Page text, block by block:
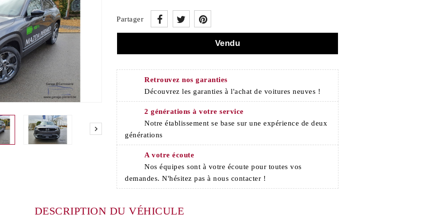

Partager
Vendu
Retrouvez nos garanties
Découvrez les garanties à l'achat de voitures neuves !
2 générations à votre service
Notre établissement se base sur une expérience de deux
générations
A votre écoute
Nos équipes sont à votre écoute pour toutes vos
demandes. N'hésitez pas à nous contacter !
DESCRIPTION DU VÉHICULE